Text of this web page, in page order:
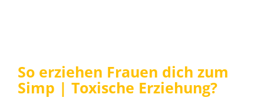
So erziehen Frauen dich zum
Simp | Toxische Erziehung?